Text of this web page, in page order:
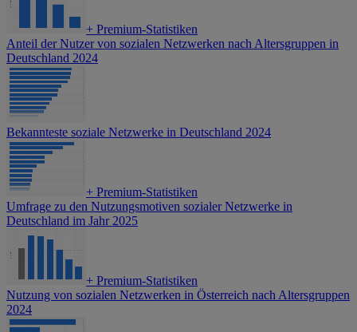
+ Premium-Statistiken
Anteil der Nutzer von sozialen Netzwerken nach Altersgruppen in
Deutschland 2024
Bekannteste soziale Netzwerke in Deutschland 2024
+ Premium-Statistiken
Umfrage zu den Nutzungsmotiven sozialer Netzwerke in
Deutschland im Jahr 2025
+ Premium-Statistiken
Nutzung von sozialen Netzwerken in Österreich nach Altersgruppen
2024